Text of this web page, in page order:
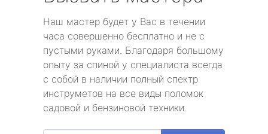
Наш мастер будет у Вас в течении
часа совершенно бесплатно и не с
пустыми руками. Благодаря большому
опыту за спиной у специалиста всегда
с собой в наличии полный спектр
инструметов на все виды поломок
садовой и бензиновой техники.